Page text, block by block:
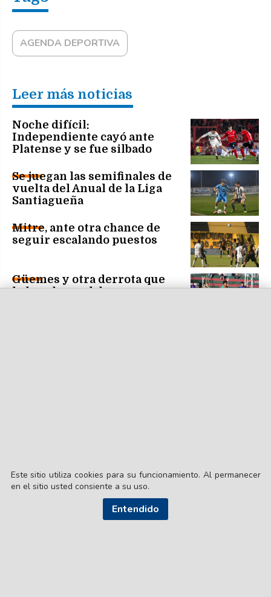
AGENDA DEPORTIVA
Leer más noticias
Noche difícil:
Independiente cayó ante
Platense y se fue silbado
Se juegan las semifinales de
vuelta del Anual de la Liga
Santiagueña
Mitre, ante otra chance de
seguir escalando puestos
Güemes y otra derrota que
lo hunde en el descenso
Este sitio utiliza cookies para su funcionamiento. Al permanecer
en el sitio usted consiente a su uso.
Entendido